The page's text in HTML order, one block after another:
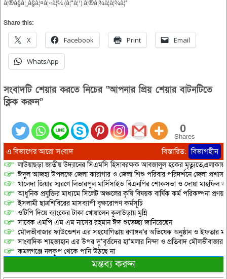
à¦®à§à¦¸à§à¦¤à¦«à¦¾ (à¦°à¦¹) à¦®à¦¾à¦à¦¾à¦°
Share this:
X Facebook Print Email
WhatsApp
সংবাদটি শেয়ার করতে নিচের “আপনার প্রিয় শেয়ার বাটনটিতে
ক্লিক করুন”
0
Shares
এ বিভাগের আরো সংবাদ বিস্তারিত: বিভাগহীন
লাউয়াছড়া জাতীয় উদ্যানের সিএমসি হিসাবরক্ষক আবজালুল হকের মৃত্যুতে,এলাকায়
ঈদুল আজহা উপলক্ষে জেলা কারাগার ও জেলা শিশু পরিবার পরিদর্শনে জেলা
খালেদা জিয়ার স্মরণে লিভারপুল মার্সিসাইড বিএনপির শোকসভা ও দোয়া মাহফিল
আধুনিক প্রযুক্তির মাধ্যমে সিলেট অঞ্চলের কৃষি বিষয়ক বার্ষিক কর্ম পরিকল্পনা
ইসলামী ছাত্রশিবিরের মাসব্যাপী বৃক্ষরোপণ কর্মসূচি
ওটিপি দিয়ে ব্যাংকের টাকা খোয়ালেন কুলাউড়ায় মুন্নি
সাবেক এমপি এম এম নাসের রহমান ঈদ শুভেচ্ছা জানিয়েছেন
মৌলভীবাজার ফাউন্ডেশন এর সহযোগিতায় রণাঙ্গন’র অভিষেক অনুষ্ঠান ও ইফতার
সাংবাদিক শাহজাহান এর উপর দু*বৃর্ত্তদের হা*মলার নিন্দা ও প্রতিবাদ মৌলভীবাজার
কমলগঞ্জে নলকূপ থেকে পানি উঠছে না
মন্তব্য করুন